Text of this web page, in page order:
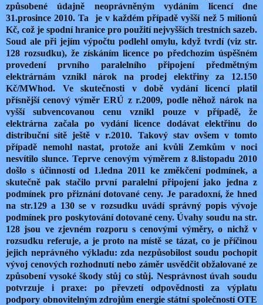
způsobené údajně neoprávněným vydáním licencí dne
31.prosince 2010. Ta je v každém případě vyšší než 5 milionů
Kč, což je spodní hranice pro použití nejvyšších trestních sazeb.
Soud ale při jejím výpočtu podlehl omylu, když tvrdí (viz str.
128 rozsudku), že získáním licence po předchozím úspěšném
provedení prvního paralelního připojení předmětným
elektrárnám vznikl nárok na prodej elektřiny za 12.150
Kč/MWhod. Ve skutečnosti v době vydání licencí platil
přísnější cenový výměr ERÚ z r.2009, podle něhož nárok na
vyšší subvencovanou cenu vznikl pouze v případě, že
elektrárna začala po vydání licence dodávat elektřinu do
distribuční sítě ještě v r.2010. Takový stav ovšem v tomto
případě nemohl nastat, protože ani kvůli Zemkům v noci
nesvítilo slunce. Teprve cenovým výměrem z 8.listopadu 2010
došlo s účinností od 1.ledna 2011 ke změkčení podmínek, a
skutečně pak stačilo první paralelní připojení jako jedna z
podmínek pro přiznání dotované ceny. Je paradoxní, že hned
na str.129 a 130 se v rozsudku uvádí správný popis vývoje
podmínek pro poskytování dotované ceny. Úvahy soudu na str.
128 jsou ve zjevném rozporu s cenovými výměry, o nichž v
rozsudku referuje, a je proto na místě se tázat, co je příčinou
jejich neprávného výkladu: zda nezpůsobilost soudu pochopit
vývoj cenových rozhodnutí nebo záměr usvědčit obžalované ze
způsobení vysoké škody stůj co stůj. Nesprávnost úvah soudu
potvrzuje i praxe: po převzetí odpovědnosti za výplatu
podpory obnovitelným zdrojům energie státní společností OTE